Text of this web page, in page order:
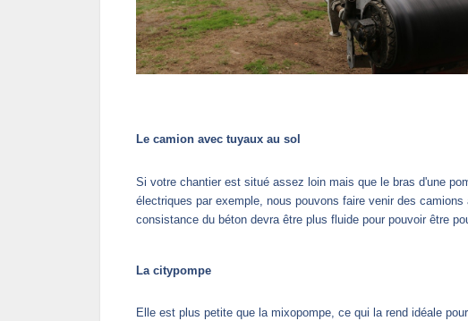
Le camion avec tuyaux au sol
Si votre chantier est situé assez loin mais que le bras d'une
électriques par exemple, nous pouvons faire venir des
consistance du béton devra être plus fluide pour pouvoir être
La citypompe
Elle est plus petite que la mixopompe, ce qui la rend idéale